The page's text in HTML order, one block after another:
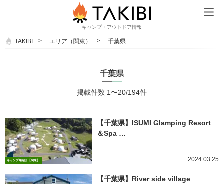
キャンプ・アウトドア情報
TAKIBI エリア（関東） 千葉県
千葉県
掲載件数 1〜20/194件
キャンプ場紹介【関東】
【千葉県】ISUMI Glamping Resort
＆Spa …
2024.03.25
【千葉県】River side village